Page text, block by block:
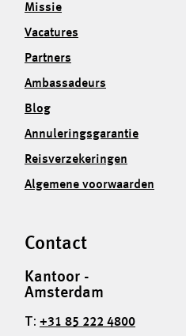
Missie
Vacatures
Partners
Ambassadeurs
Blog
Annuleringsgarantie
Reisverzekeringen
Algemene voorwaarden
Contact
Kantoor -
Amsterdam
T: +31 85 222 4800